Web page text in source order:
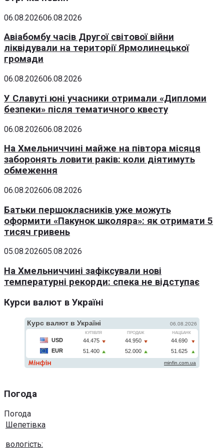
06.08.202606.08.2026
Авіабомбу часів Другої світової війни
ліквідували на території Ярмолинецької
громади
06.08.202606.08.2026
У Славуті юні учасники отримали «Дипломи
безпеки» після тематичного квесту
06.08.202606.08.2026
На Хмельниччині майже на півтора місяця
заборонять ловити раків: коли діятимуть
обмеження
06.08.202606.08.2026
Батьки першокласників уже можуть
оформити «Пакунок школяра»: як отримати 5
тисяч гривень
05.08.202605.08.2026
На Хмельниччині зафіксували нові
температурні рекорди: спека не відступає
Курси валют в Україні
Погода
Погода
Шепетівка
вологість: